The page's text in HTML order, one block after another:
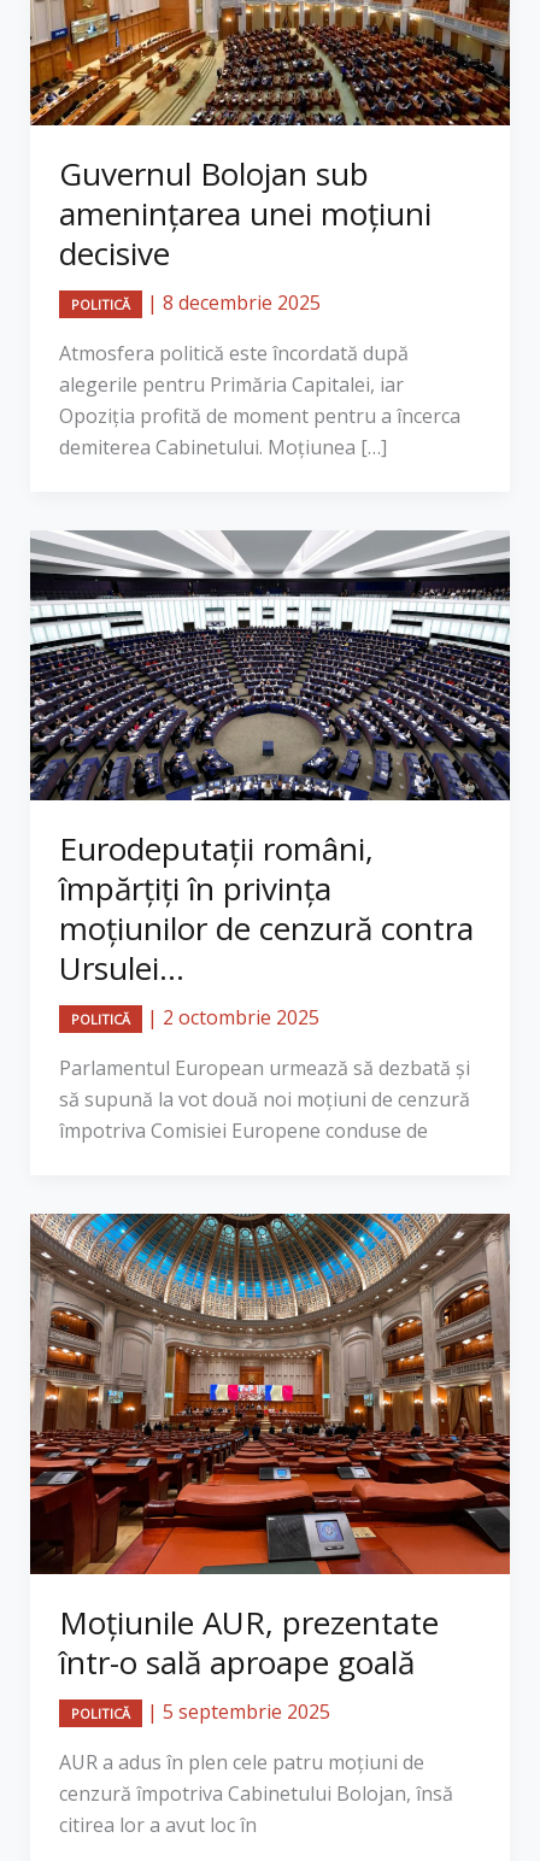
Guvernul Bolojan sub
amenințarea unei moțiuni
decisive
POLITICĂ | 8 decembrie 2025
Atmosfera politică este încordată după
alegerile pentru Primăria Capitalei, iar
Opoziția profită de moment pentru a încerca
demiterea Cabinetului. Moțiunea […]
Eurodeputații români,
împărțiți în privința
moțiunilor de cenzură contra
Ursulei...
POLITICĂ | 2 octombrie 2025
Parlamentul European urmează să dezbată și
să supună la vot două noi moțiuni de cenzură
împotriva Comisiei Europene conduse de
Moțiunile AUR, prezentate
într-o sală aproape goală
POLITICĂ | 5 septembrie 2025
AUR a adus în plen cele patru moțiuni de
cenzură împotriva Cabinetului Bolojan, însă
citirea lor a avut loc în